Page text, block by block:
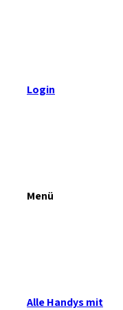
Login
Menü
Alle Handys mit